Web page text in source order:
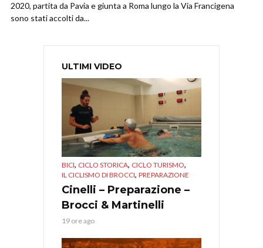
2020, partita da Pavia e giunta a Roma lungo la Via Francigena
sono stati accolti da...
ULTIMI VIDEO
BICI, CICLO STORICA, CICLO TURISMO,
IL CICLISMO DI BROCCI, PREPARAZIONE
Cinelli – Preparazione –
Brocci & Martinelli
19 ore ago